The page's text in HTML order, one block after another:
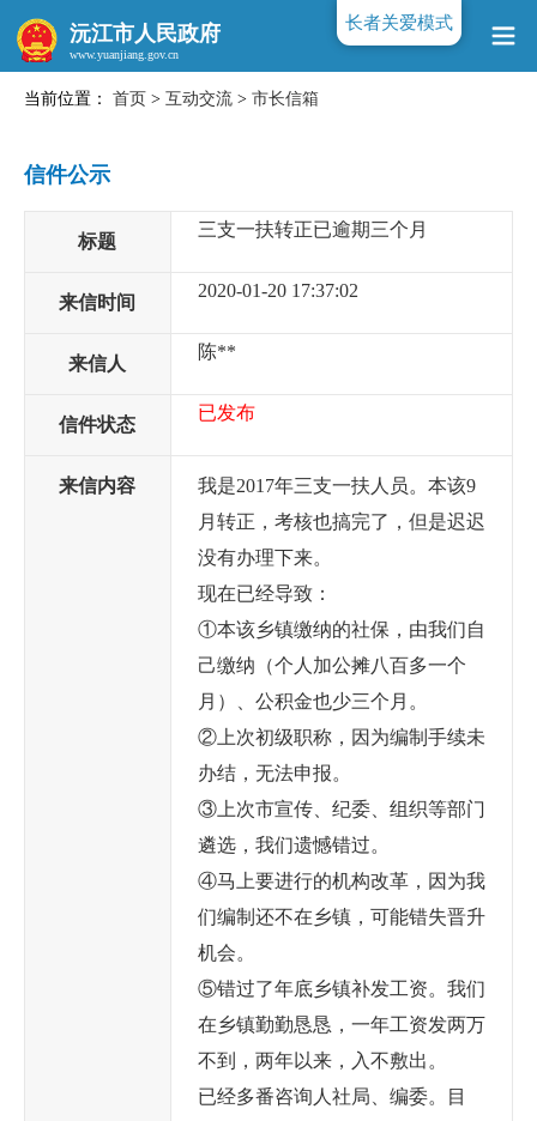
沅江市人民政府
当前位置： 首页 > 互动交流 > 市长信箱
信件公示
标题
三支一扶转正已逾期三个月
来信时间
2020-01-20 17:37:02
来信人
陈**
信件状态
已发布
来信内容
我是2017年三支一扶人员。本该9
月转正，考核也搞完了，但是迟迟
没有办理下来。
现在已经导致：
①本该乡镇缴纳的社保，由我们自
己缴纳（个人加公摊八百多一个
月）、公积金也少三个月。
②上次初级职称，因为编制手续未
办结，无法申报。
③上次市宣传、纪委、组织等部门
遴选，我们遗憾错过。
④马上要进行的机构改革，因为我
们编制还不在乡镇，可能错失晋升
机会。
⑤错过了年底乡镇补发工资。我们
在乡镇勤勤恳恳，一年工资发两万
不到，两年以来，入不敷出。
已经多番咨询人社局、编委。目
长者关爱模式